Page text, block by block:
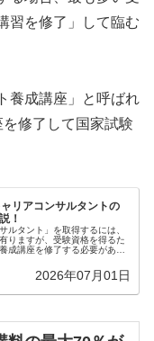
習を修了」して臨む
養成講座」と呼ばれ
修了して国家試験
リアコンサルタントの
！
ルタント」を取得するには、
りますが、受験資格を得るた
成講座を修了する必要があり
めする...2026年07月01日